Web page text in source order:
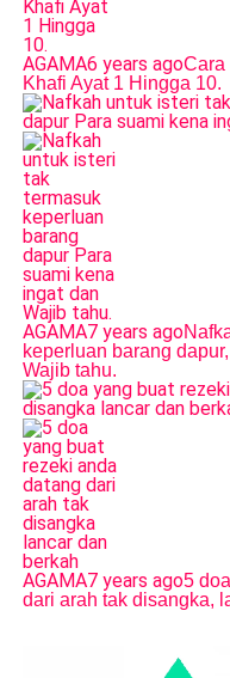
AGAMA6 years agoCara
Khafi Ayat 1 Hingga 10.
AGAMA7 years ago
keperluan barang
Wajib tahu.
AGAMA7 years ago5
dari arah tak disangka,